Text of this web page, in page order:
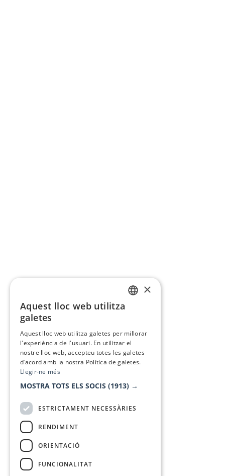
×
Aquest lloc web utilitza
galetes
Aquest lloc web utilitza galetes per millorar
l'experiència de l'usuari. En utilitzar el
nostre lloc web, accepteu totes les galetes
d’acord amb la nostra Política de galetes.
Llegir-ne més
MOSTRA TOTS ELS SOCIS (1913) →
ESTRICTAMENT NECESSÀRIES
RENDIMENT
ORIENTACIÓ
FUNCIONALITAT